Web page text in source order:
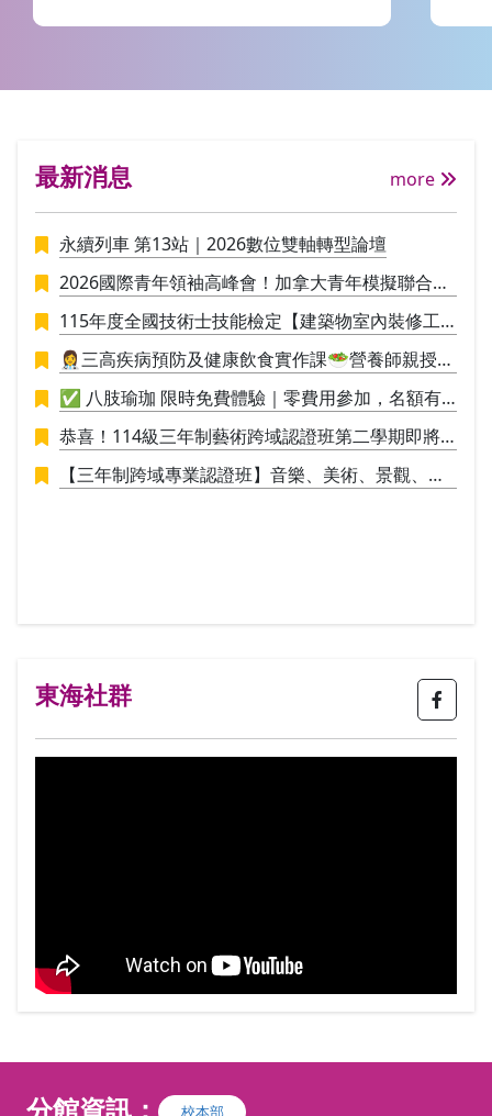
於1967年（昭和42年），1969 年經文部
之國際性花藝社團WAFA(The World Associ
透過活動加深與全球花壇的交流。 此外，
並與德國FDF(Fachverband Deutscher Flor
isten 德國花藝專家協會）維持良好交誼，
不定期有講師徵聘、參訪德國當地花藝講習
等互動往來。期能透過國際化的視野，達到
花藝造型技術之交流，為花藝技術之提升做
努力。 Ⅱ、ＡＦＣＡ證照： ＡＦＣＡ亞洲花
藝文化協會由日本花阿彌花藝學校校長創
辦，從學校系統學習歐洲花卉設計的核心，
課程知識和獨創性將指導花藝設計的基礎知
識開始到掌握設計師所需的技能，傳承更多
I台灣築環境美學交流協會 築環境美學，是
學由心築起，由生活空間築起，由活動環境
起，由人與人之間互動築起，由人與自然互
美，感受豐華之美，感受和諧之美，感受律
文化
最新消息 more
永續列車 第13站｜2026數位雙軸轉型論壇
2026國際青年領袖高峰會！加拿大青年模擬聯合國
議事營🪄
115年度全國技術士技能檢定【建築物室內裝修工
程管理】招生中
👩‍⚕️三高疾病預防及健康飲食實作課🥗營養師親授料
理實作，讓你直接應用於生活
✅ 八肢瑜珈 限時免費體驗｜零費用參加，名額有
限，敬請把握！✅
恭喜！114級三年制藝術跨域認證班第二學期即將
於115/1/9結業，並進行學員學期成果展策展。
【三年制跨域專業認證班】音樂、美術、景觀、工
東海社群
校本部